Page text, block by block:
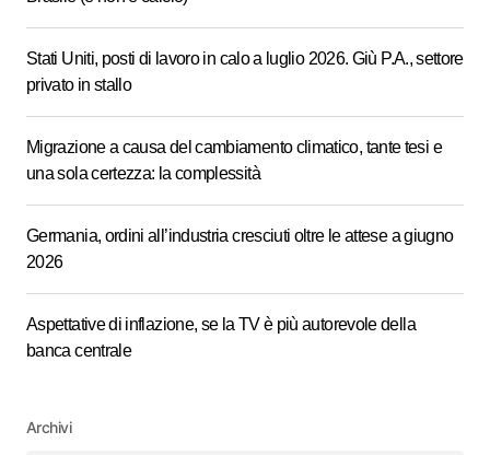
Stati Uniti, posti di lavoro in calo a luglio 2026. Giù P.A., settore
privato in stallo
Migrazione a causa del cambiamento climatico, tante tesi e
una sola certezza: la complessità
Germania, ordini all’industria cresciuti oltre le attese a giugno
2026
Aspettative di inflazione, se la TV è più autorevole della
banca centrale
Archivi